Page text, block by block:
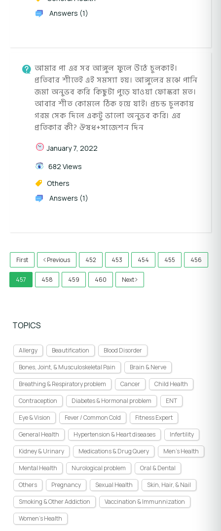
Answers (1)
আমার পা এর সব আঙ্গুল ফুলে উঠে চুলকাই।
প্রতিবার শীতেই এই সমস্যা হয়। আঙ্গুলের মঝে পানি
জমা অনুভব করি কিছুটা পুড়ে যাওয়া ফোস্করা মত।
আবার শীত কোমলে ঠিক হয়ে যাই। প্রচন্ড চুলকায়
গরম সেক দিলে একটু ভালো অনুভব করি। এর
প্রতিকার কী? ঔষধ+সাজেশন দিন
January 7, 2022
682 Views
Others
Answers (1)
First Previous 452 453 454 455 456
457 458 459 460 Next
TOPICS
Allergy Beautification
Blood Disorder
Bones, Joint, & Musculoskeletal Pain
Brain & Nerve
Breathing & Respiratory problem
Cancer
Child Health
Contraception
Diabetes & Hormonal problem
ENT
Eye & Vision
Fever / Common Cold
Fitness Expert
General Health
Hypertension & Heart diseases
Infertility
Kidney & Urinary
Medications & Drug Query
Men's Health
Mental Health
Nurological problem
Oral & Dental
Others
Pregnancy Sexual Health
Skin, Hair, & Nail
Smoking & Other Addiction
Vaccination & Immunnization
Women's Health